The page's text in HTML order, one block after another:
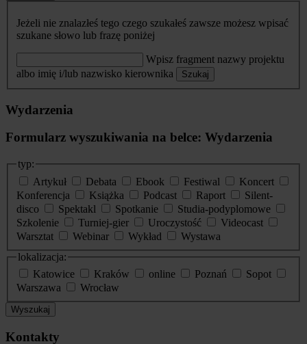
Jeżeli nie znalazłeś tego czego szukałeś zawsze możesz wpisać
szukane słowo lub frazę poniżej
Wpisz fragment nazwy projektu
albo imię i/lub nazwisko kierownika
Szukaj
Wydarzenia
Formularz wyszukiwania na belce: Wydarzenia
typ:
Artykuł
Debata Ebook Festiwal
Koncert
Konferencja
Książka Podcast Raport
Silent-
disco
Spektakl Spotkanie
Studia-podyplomowe
Szkolenie
Turniej-gier Uroczystość
Videocast
Warsztat
Webinar Wykład
Wystawa
lokalizacja:
Katowice
Kraków online Poznań
Sopot
Warszawa
Wrocław
Wyszukaj
Kontakty